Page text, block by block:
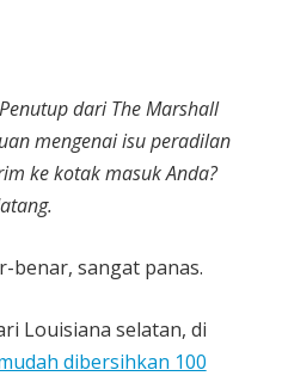
dari The Marshall
mengenai isu peradilan
ke kotak masuk Anda?
benar, sangat panas.
Louisiana selatan, di
dibersihkan 100